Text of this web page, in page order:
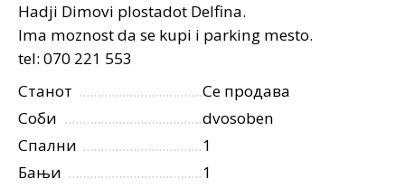
Hadji Dimovi plostadot Delfina.
Ima moznost da se kupi i parking mesto.
tel: 070 221 553
Станот
Се продава
Соби
dvosoben
Спални
1
Бањи
1